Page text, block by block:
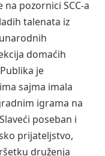
pozornici SCC-a
talenata iz
domaćih
je
sajma imala
igrama na
poseban i
prijateljstvo,
druženja